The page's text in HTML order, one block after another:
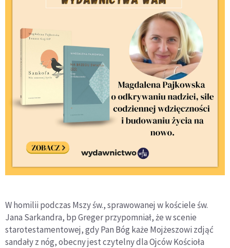
W homilii podczas Mszy św., sprawowanej w kościele św.
Jana Sarkandra, bp Greger przypomniał, że w scenie
starotestamentowej, gdy Pan Bóg każe Mojżeszowi zdjąć
sandały z nóg, obecny jest czytelny dla Ojców Kościoła